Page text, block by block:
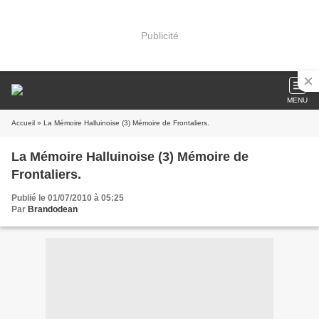
Publicité
MENU
Accueil » La Mémoire Halluinoise (3) Mémoire de Frontaliers.
La Mémoire Halluinoise (3) Mémoire de
Frontaliers.
Publié le 01/07/2010 à 05:25
Par Brandodean